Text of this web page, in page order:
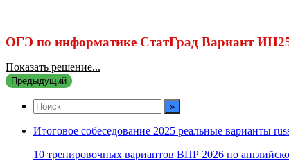
ОГЭ по информатике СтатГрад Вариант
Показать решение...
Предыдущий
Итоговое собеседование 2025 реальные варианты
10 тренировочных вариантов ВПР 2026 по